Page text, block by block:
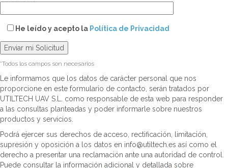
He leído y acepto la Política de Privacidad
*Todos los campos son necesarios
Le informamos que los datos de carácter personal que nos
proporcione en este formulario de contacto, serán tratados por
UTILTECH UAV S.L. como responsable de esta web para responder
a las consultas planteadas y poder informarle sobre nuestros
productos y servicios.
Podrá ejercer sus derechos de acceso, rectificación, limitación,
supresión y oposición a los datos en info@utiltech.es así como el
derecho a presentar una reclamación ante una autoridad de control.
Puede consultar la información adicional y detallada sobre